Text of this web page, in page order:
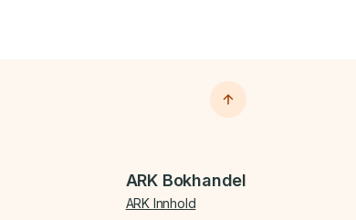
ARK Bokhandel
ARK Innhold